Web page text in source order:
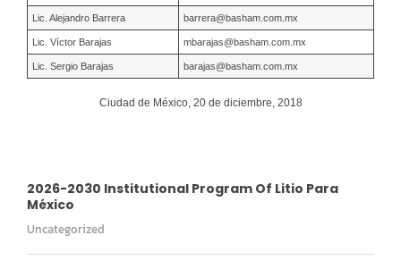
Lic. Alejandro Barrera barrera@basham.com.mx
Lic. Víctor Barajas mbarajas@basham.com.mx
Lic. Sergio Barajas barajas@basham.com.mx
Ciudad de México, 20 de diciembre, 2018
2026-2030 Institutional Program Of Litio Para
México
Uncategorized